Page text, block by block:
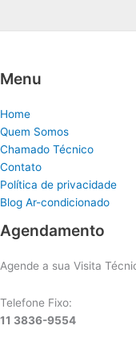
Menu
Home
Quem Somos
Chamado Técnico
Contato
Política de privacidade
Blog Ar-condicionado
Agendamento
Agende a sua Visita
Telefone Fixo:
11 3836-9554